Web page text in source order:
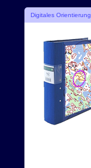
Digitales